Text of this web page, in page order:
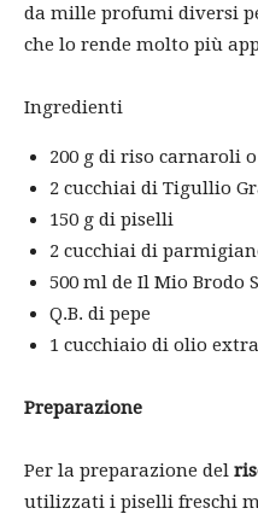
da mille profumi diversi
che lo rende molto più
Ingredienti
200 g di riso carnaroli
2 cucchiai di Tigullio
150 g di piselli
2 cucchiai di
500 ml de Il Mio Brodo
Q.B. di pepe
1 cucchiaio di olio
Preparazione
Per la preparazione del
utilizzati i piselli freschi